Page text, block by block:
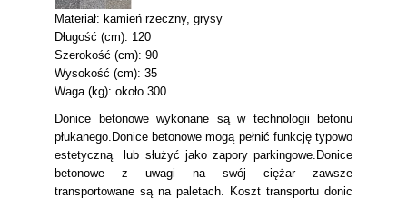
Materiał: kamień rzeczny, grysy
Długość (cm): 120
Szerokość (cm): 90
Wysokość (cm): 35
Waga (kg): około 300
Donice betonowe wykonane są w technologii betonu
płukanego.Donice betonowe mogą pełnić funkcję typowo
estetyczną lub służyć jako zapory parkingowe.Donice
betonowe z uwagi na swój ciężar zawsze
transportowane są na paletach. Koszt transportu donic